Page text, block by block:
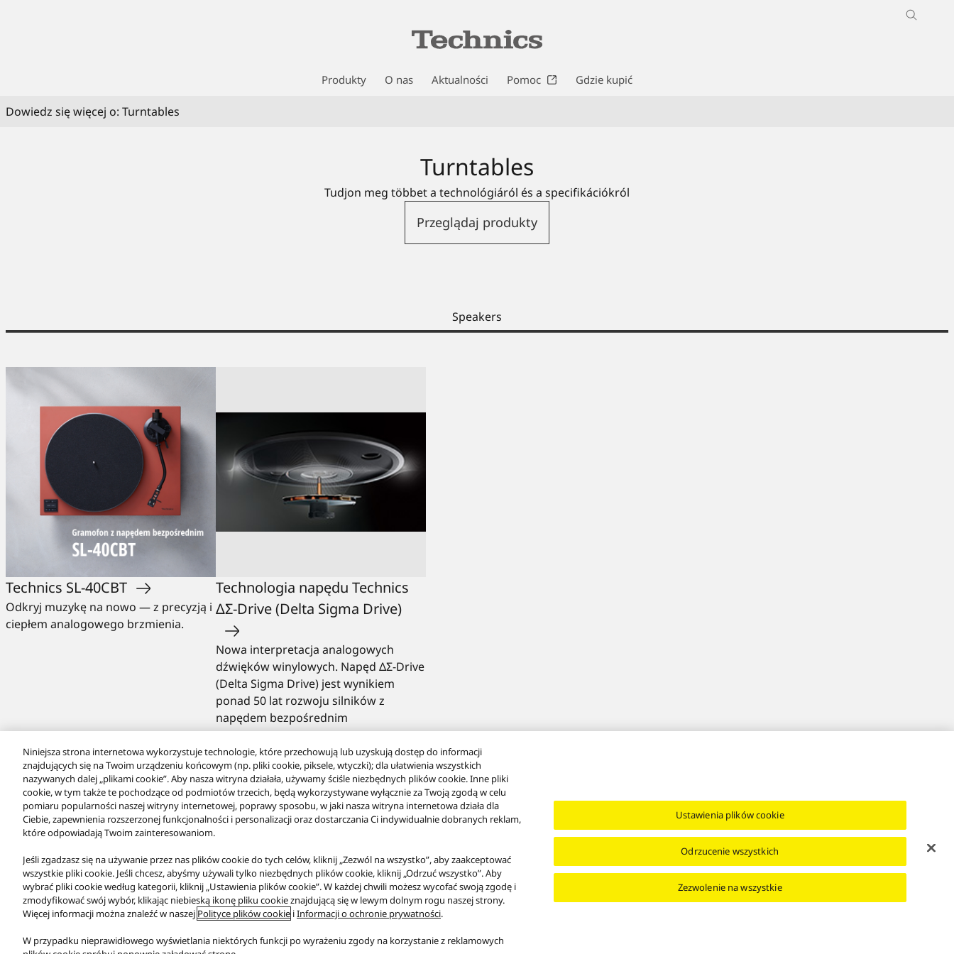
Produkty O nas Aktualności Pomoc Gdzie kupić
Dowiedz się więcej o: Turntables
Tudjon meg többet a technológiáról és a specifikációkról
Turntables
Przeglądaj produkty
Speakers
Technics SL-40CBT
Odkryj muzykę na nowo — z precyzją i
ciepłem analogowego brzmienia.
Technologia napędu Technics
ΔΣ-Drive (Delta Sigma Drive)
Nowa interpretacja analogowych
dźwięków winylowych. Napęd ΔΣ-Drive
(Delta Sigma Drive) jest wynikiem
ponad 50 lat rozwoju silników z
napędem bezpośrednim
ZAŁADUJ WIĘCEJ
Produkty Turntables
Facebook X YouTube
Instagram
Warunki korzystania z serwisu
Polityka prywatności Kontakt Polityka plików cookie Ułatwienia dostępu Zgłoś bariery
Ustawa UE o danych
PRAWNY OBOWIĄZEK ZAPEWNIENIA ZGODNOŚCI TOWARU Z UMOWĄ
Copyright © 2026 Panasonic Marketing Europe GmbH
Niniejsza strona internetowa wykorzystuje technologie, które przechowują lub uzyskują dostęp do informacji
znajdujących się na Twoim urządzeniu końcowym (np. pliki cookie, piksele, wtyczki); dla ułatwienia wszystkich
nazywanych dalej „plikami cookie”. Aby nasza witryna działała, używamy ściśle niezbędnych plików cookie. Inne pliki
cookie, w tym także te pochodzące od podmiotów trzecich, będą wykorzystywane wyłącznie za Twoją zgodą w celu
pomiaru popularności naszej witryny internetowej, poprawy sposobu, w jaki nasza witryna internetowa działa dla
Ciebie, zapewnienia rozszerzonej funkcjonalności i personalizacji oraz dostarczania Ci indywidualnie dobranych reklam,
które odpowiadają Twoim zainteresowaniom.
Jeśli zgadzasz się na używanie przez nas plików cookie do tych celów, kliknij „Zezwól na wszystko”, aby zaakceptować
wszystkie pliki cookie. Jeśli chcesz, abyśmy używali tylko niezbędnych plików cookie, kliknij „Odrzuć wszystko”. Aby
wybrać pliki cookie według kategorii, kliknij „Ustawienia plików cookie”. W każdej chwili możesz wycofać swoją zgodę i
zmodyfikować swój wybór, klikając niebieską ikonę pliku cookie znajdującą się w lewym dolnym rogu naszej strony.
Więcej informacji można znaleźć w naszej Polityce plików cookie iInformacji o ochronie prywatności.
W przypadku nieprawidłowego wyświetlania niektórych funkcji po wyrażeniu zgody na korzystanie z reklamowych
Ustawienia plików cookie
Odrzucenie wszystkich
Zezwolenie na wszystkie